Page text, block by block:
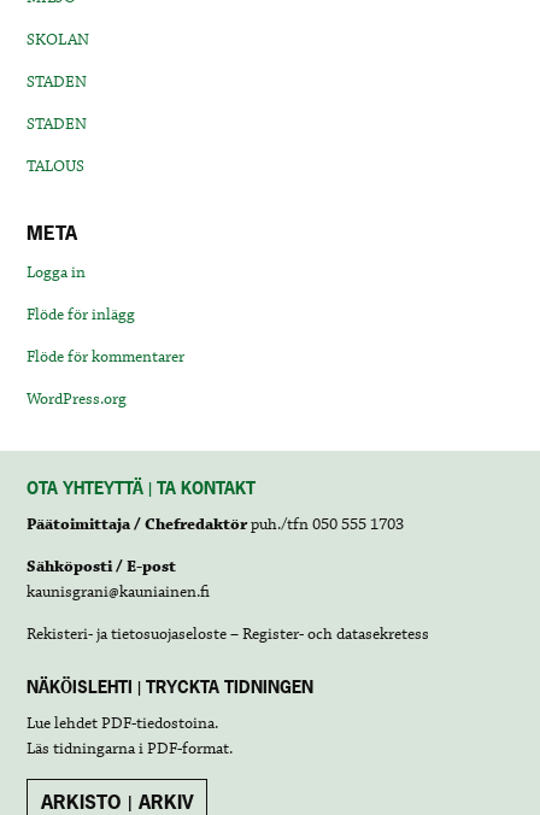
SKOLAN
STADEN
STADEN
TALOUS
META
Logga in
Flöde för inlägg
Flöde för kommentarer
WordPress.org
OTA YHTEYTTÄ | TA KONTAKT
Päätoimittaja / Chefredaktörpuh./tfn 050 555 1703
Sähköposti / E-post
kaunisgrani@kauniainen.fi
Rekisteri- ja tietosuojaseloste – Register- och datasekretess
NÄKÖISLEHTI | TRYCKTA TIDNINGEN
Lue lehdetPDF-tiedostoina.
Läs tidningarna iPDF-format.
ARKISTO | ARKIV